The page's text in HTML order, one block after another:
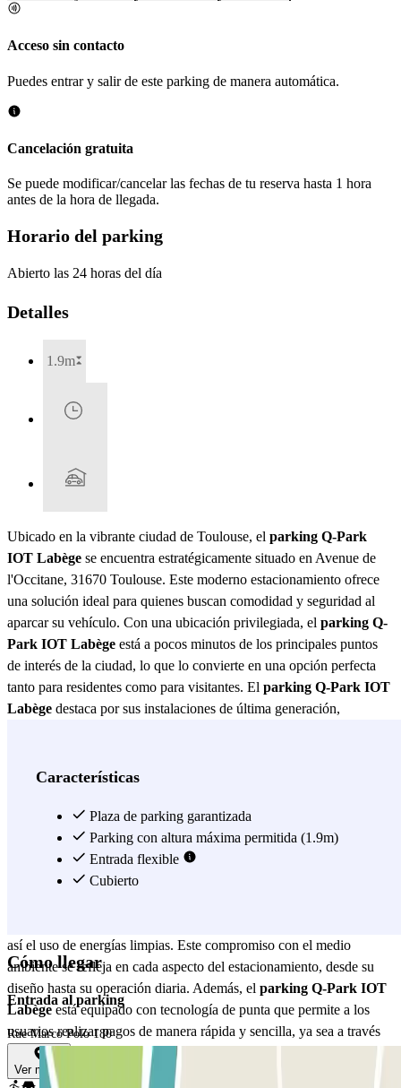
Acceso sin contacto
Puedes entrar y salir de este parking de manera automática.
Cancelación gratuita
Se puede modificar/cancelar las fechas de tu reserva hasta 1 hora
antes de la hora de llegada.
Horario del parking
Abierto las 24 horas del día
Detalles
1.9m
Ubicado en la vibrante ciudad de Toulouse, el parking Q-Park
IOT Labège se encuentra estratégicamente situado en Avenue de
l'Occitane, 31670 Toulouse. Este moderno estacionamiento ofrece
una solución ideal para quienes buscan comodidad y seguridad al
aparcar su vehículo. Con una ubicación privilegiada, el parking Q-
Park IOT Labège está a pocos minutos de los principales puntos
de interés de la ciudad, lo que lo convierte en una opción perfecta
tanto para residentes como para visitantes. El parking Q-Park IOT
Labège destaca por sus instalaciones de última generación,
siempre habrá espacio disponible para su vehículo. Además, cuenta
vigilancia las 24 horas, asegurando que su coche esté protegido en
todo momento. La accesibilidad es otro de los puntos fuertes del
parking Q-Park IOT Labège , con entradas y salidas bien
señalizadas que facilitan el flujo de vehículos. Para aquellos que
así el uso de energías limpias. Este compromiso con el medio
ambiente se refleja en cada aspecto del estacionamiento, desde su
diseño hasta su operación diaria. Además, el parking Q-Park IOT
Labègeestá equipado con tecnología de punta que permite a los
usuarios realizar pagos de manera rápida y sencilla, ya sea a través
de aplicaciones móviles o en las máquinas de pago automáticas. En
resumen, el
parking Q-Park IOT Labège
Características
Plaza de parking garantizada
Parking con altura máxima permitida (1.9m)
Entrada flexible
Cubierto
Cómo llegar
Entrada al parking
Rue Marco Polo 180
Ver mapa